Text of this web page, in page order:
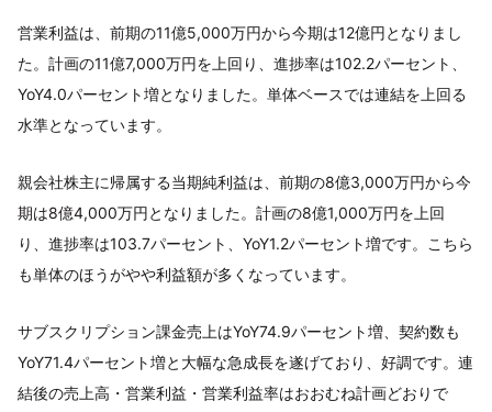
営業利益は、前期の11億5,000万円から今期は12億円となりまし
た。計画の11億7,000万円を上回り、進捗率は102.2パーセント、
YoY4.0パーセント増となりました。単体ベースでは連結を上回る
水準となっています。
親会社株主に帰属する当期純利益は、前期の8億3,000万円から今
期は8億4,000万円となりました。計画の8億1,000万円を上回
り、進捗率は103.7パーセント、YoY1.2パーセント増です。こちら
も単体のほうがやや利益額が多くなっています。
サブスクリプション課金売上はYoY74.9パーセント増、契約数も
YoY71.4パーセント増と大幅な急成長を遂げており、好調です。連
結後の売上高・営業利益・営業利益率はおおむね計画どおりで